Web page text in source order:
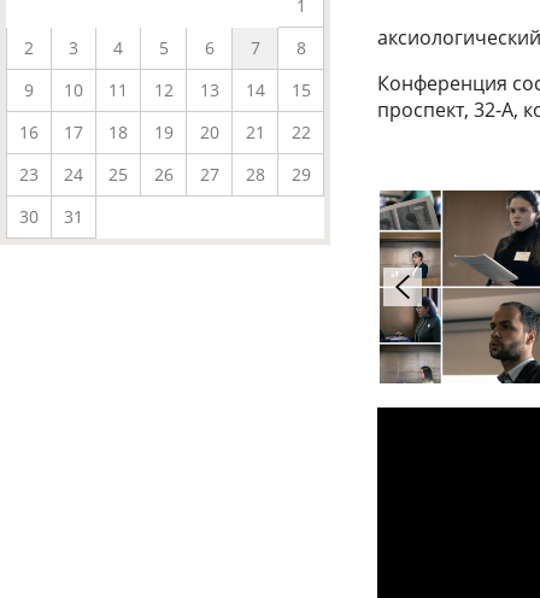
1
2
3 4 5 6 7
8
9
10 11 12 13 14
15
16
17 18 19 20 21
22
23
24 25 26 27 28
29
30
31
Конференция
проспект, 32-А,